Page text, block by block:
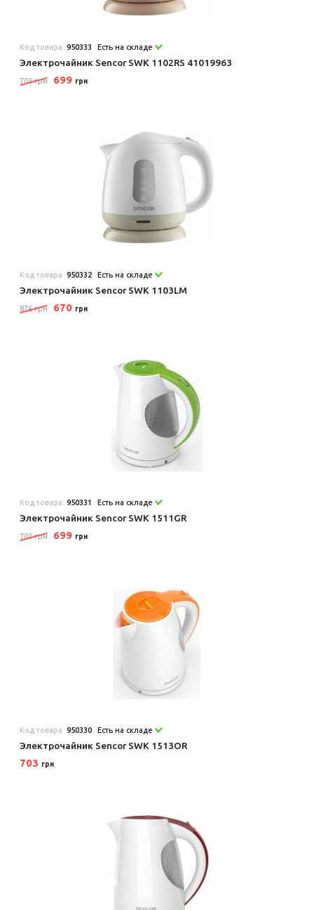
Код товара:950333 Есть на складе
Электрочайник Sencor SWK 1102RS 41019963
703 грн 699 грн
Код товара:950332 Есть на складе
Электрочайник Sencor SWK 1103LM
876 грн 670 грн
Код товара:950331 Есть на складе
Электрочайник Sencor SWK 1511GR
703 грн 699 грн
Код товара:950330 Есть на складе
Электрочайник Sencor SWK 1513OR
703 грн